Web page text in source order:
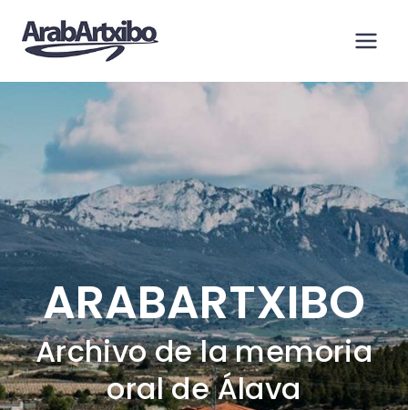
contenido
ARABARTXIBO
Archivo de la memoria
oral de Álava